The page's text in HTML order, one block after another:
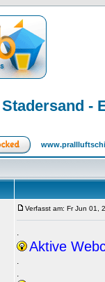
-
Verfasst am: Fr Jun 01,
.
Aktive
.
.